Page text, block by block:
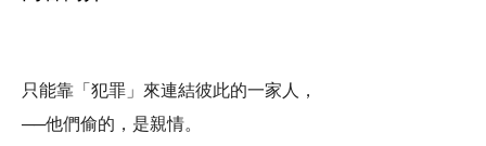
只能靠「犯罪」來連結彼此的一家人，
──他們偷的，是親情。